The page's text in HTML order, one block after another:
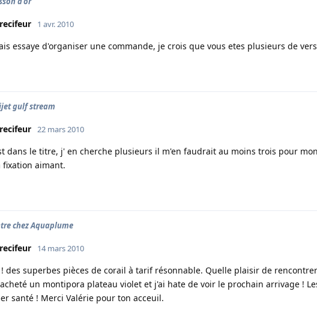
1 avr. 2010
essaye d'organiser une commande, je crois que vous etes plusieurs de
gulf stream
22 mars 2010
dans le titre, j' en cherche plusieurs il m'en faudrait au moins trois pour
fixation aimant.
chez Aquaplume
14 mars 2010
des superbes pièces de corail à tarif résonnable. Quelle plaisir de
acheté un montipora plateau violet et j'ai hate de voir le prochain arrivage !
santé ! Merci Valérie pour ton acceuil.